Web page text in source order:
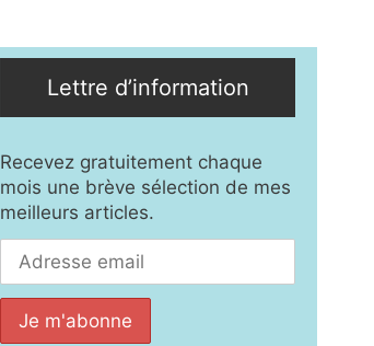
Lettre d’information
Recevez gratuitement chaque
mois une brève sélection de mes
meilleurs articles.